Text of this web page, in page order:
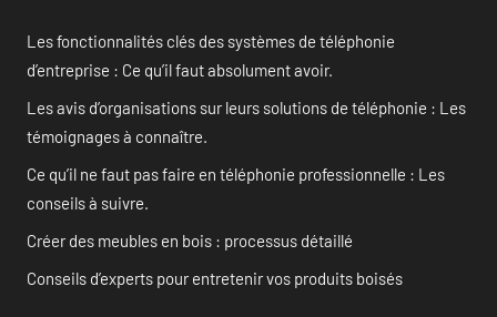
Les fonctionnalités clés des systèmes de téléphonie
d’entreprise : Ce qu’il faut absolument avoir.
Les avis d’organisations sur leurs solutions de téléphonie : Les
témoignages à connaître.
Ce qu’il ne faut pas faire en téléphonie professionnelle : Les
conseils à suivre.
Créer des meubles en bois : processus détaillé
Conseils d’experts pour entretenir vos produits boisés